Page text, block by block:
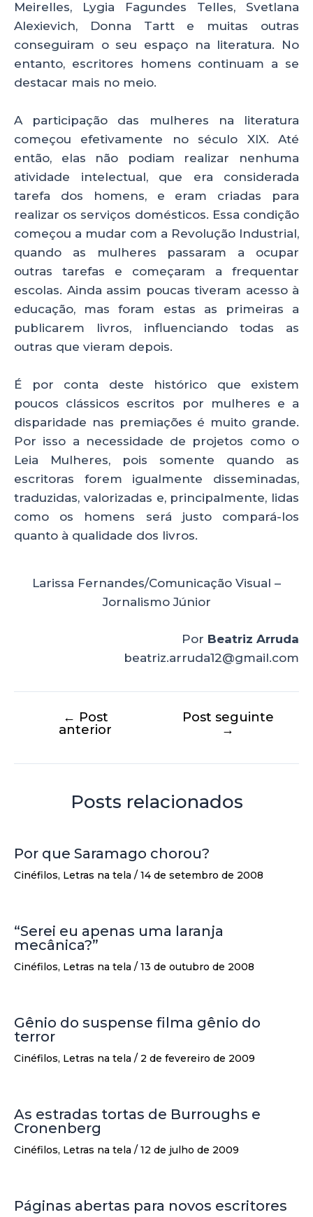
Meirelles, Lygia Fagundes Telles, Svetlana
Alexievich, Donna Tartt e muitas outras
conseguiram o seu espaço na literatura. No
entanto, escritores homens continuam a se
destacar mais no meio.
A participação das mulheres na literatura
começou efetivamente no século XIX. Até
então, elas não podiam realizar nenhuma
atividade intelectual, que era considerada
tarefa dos homens, e eram criadas para
realizar os serviços domésticos. Essa condição
começou a mudar com a Revolução Industrial,
quando as mulheres passaram a ocupar
outras tarefas e começaram a frequentar
escolas. Ainda assim poucas tiveram acesso à
educação, mas foram estas as primeiras a
publicarem livros, influenciando todas as
outras que vieram depois.
É por conta deste histórico que existem
poucos clássicos escritos por mulheres e a
disparidade nas premiações é muito grande.
Por isso a necessidade de projetos como o
Leia Mulheres, pois somente quando as
escritoras forem igualmente disseminadas,
traduzidas, valorizadas e, principalmente, lidas
como os homens será justo compará-los
quanto à qualidade dos livros.
Larissa Fernandes/Comunicação Visual –
Jornalismo Júnior
Por Beatriz Arruda
beatriz.arruda12@gmail.com
← Post
anterior
Post seguinte
→
Posts relacionados
Por que Saramago chorou?
Cinéfilos, Letras na tela / 14 de setembro de 2008
“Serei eu apenas uma laranja
mecânica?”
Cinéfilos, Letras na tela / 13 de outubro de 2008
Gênio do suspense filma gênio do
terror
Cinéfilos, Letras na tela / 2 de fevereiro de 2009
As estradas tortas de Burroughs e
Cronenberg
Cinéfilos, Letras na tela / 12 de julho de 2009
Páginas abertas para novos escritores